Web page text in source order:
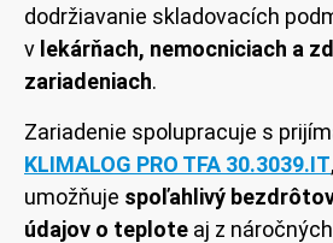
dodržiavanie skladovacích
v lekárňach, nemocniciach a
zariadeniach.
Zariadenie spolupracuje s
KLIMALOG PRO TFA 30.3039.IT
umožňuje spoľahlivý
údajov o teplote aj z